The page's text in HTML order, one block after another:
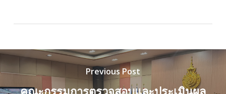
Previous Post